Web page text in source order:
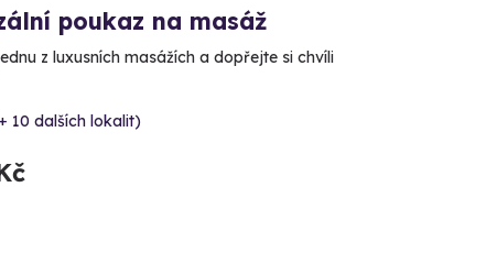
poukaz na masáž
z luxusních masážích a dopřejte si chvíli
10 dalších lokalit)